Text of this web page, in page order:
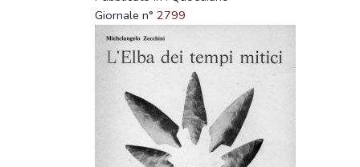
Giornale n° 2799